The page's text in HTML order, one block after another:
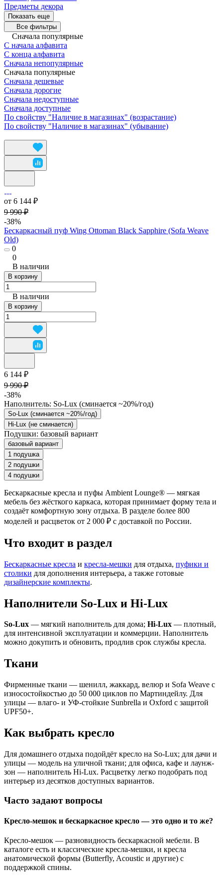
Предметы декора
Показать еще
Все фильтры
Сначала популярные
С начала алфавита
С конца алфавита
Сначала непопулярные
Сначала популярные
Сначала дешевые
Сначала дорогие
Сначала недоступные
Сначала доступные
По свойству "Наличие в магазинах" (возрастание)
По свойству "Наличие в магазинах" (убывание)
от 6 144 ₽
9 990 ₽
-38%
Бескаркасный пуф Wing Ottoman Black Sapphire (Sofa Weave
Old)
0
0
В наличии
В корзину
В наличии
В корзину
6 144 ₽
9 990 ₽
-38%
Наполнитель: So-Lux (cминается ~20%/год)
So-Lux (cминается ~20%/год)
Hi-Lux (не сминается)
Подушки: базовый вариант
базовый вариант
1 подушка
2 подушки
4 подушки
Бескаркасные кресла и пуфы Ambient Lounge® — мягкая
мебель без жёсткого каркаса, которая принимает форму тела и
создаёт комфортную зону отдыха. В разделе более 800
моделей и расцветок от 2 000 ₽ с доставкой по России.
Что входит в раздел
Бескаркасные кресла и кресла-мешки для отдыха, пуфики и
столики для дополнения интерьера, а также готовые
дизайнерские комплекты.
Наполнители So-Lux и Hi-Lux
So-Lux — мягкий наполнитель для дома; Hi-Lux — плотный,
для интенсивной эксплуатации и коммерции. Наполнитель
можно докупить и обновить, продлив срок службы кресла.
Ткани
Фирменные ткани — шенилл, жаккард, велюр и Sofa Weave с
износостойкостью до 50 000 циклов по Мартиндейлу. Для
улицы — влаго- и УФ-стойкие Sunbrella и Oxford с защитой
UPF50+.
Как выбрать кресло
Для домашнего отдыха подойдёт кресло на So-Lux; для дачи и
улицы — модель на уличной ткани; для офиса, кафе и лаунж-
зон — наполнитель Hi-Lux. Расцветку легко подобрать под
интерьер из десятков доступных вариантов.
Часто задают вопросы
Кресло-мешок и бескаркасное кресло — это одно и то же?
Кресло-мешок — разновидность бескаркасной мебели. В
каталоге есть и классические кресла-мешки, и кресла
анатомической формы (Butterfly, Acoustic и другие) с
поддержкой спины.